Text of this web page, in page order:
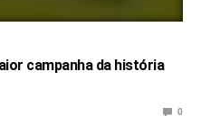
campanha da história
0